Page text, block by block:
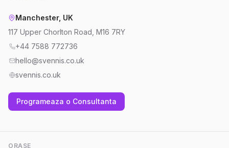
Manchester, UK
117 Upper Chorlton Road, M16 7RY
+44 7588 772736
hello@svennis.co.uk
svennis.co.uk
Programeaza o Consultanta
ORASE